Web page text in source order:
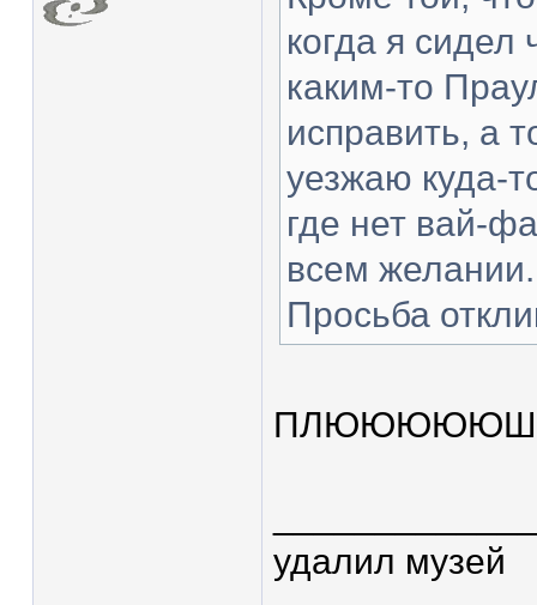
когда я сидел
каким-то
исправить, а
уезжаю куда-
где нет вай-
всем
Просьба
удалил музей